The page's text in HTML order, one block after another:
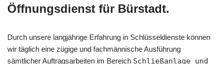
Öffnungsdienst für Bürstadt.
Durch unsere langjährige Erfahrung in Schlüsseldienste können
wir täglich eine zügige und fachmännische Ausführung
sämtlicher Auftragsarbeiten im Bereich Schließanlage und